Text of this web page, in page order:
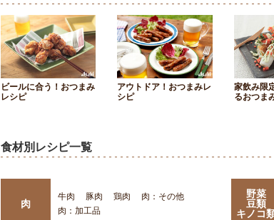
ビールに合う！おつまみ
レシピ
アウトドア！おつまみレ
シピ
家飲み限
るおつま
食材別レシピ一覧
肉
牛肉 豚肉 鶏肉
肉：その他
肉：加工品
野菜
豆類
キノコ